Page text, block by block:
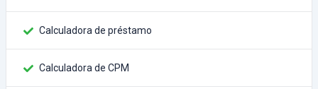
Calculadora de préstamo
Calculadora de CPM